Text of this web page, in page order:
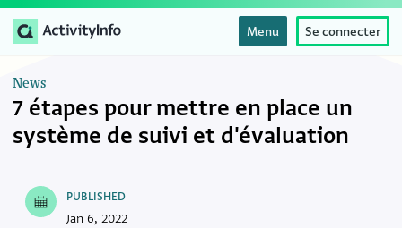
Menu Se connecter
News
7 étapes pour mettre en place un
système de suivi et d'évaluation
PUBLISHED
Jan 6, 2022